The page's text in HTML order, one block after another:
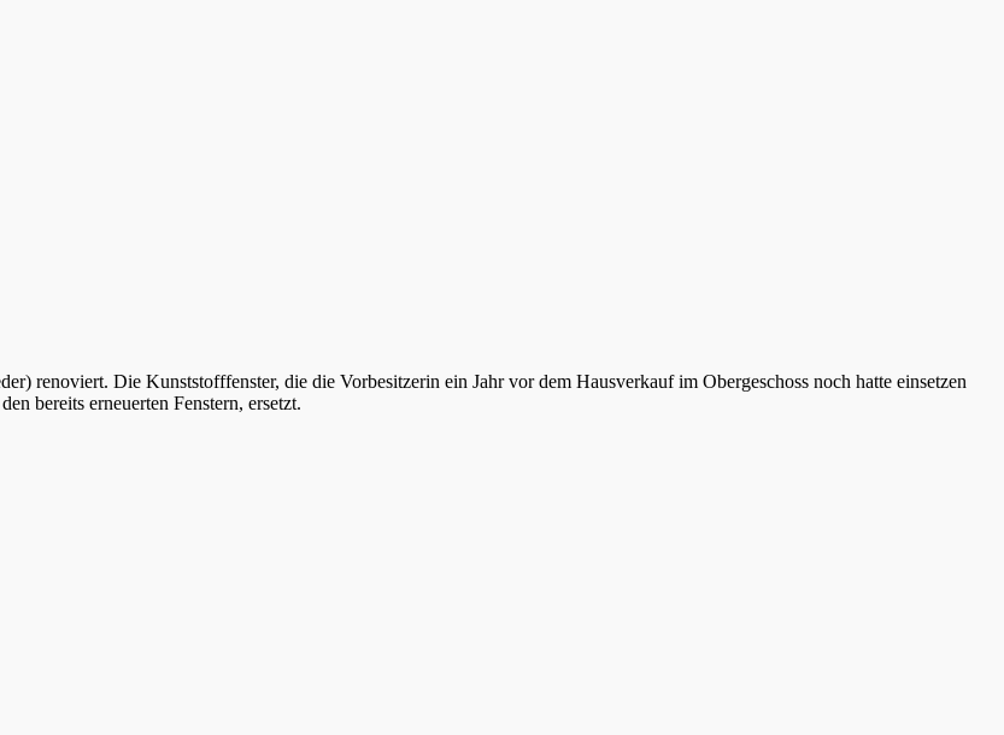
renoviert. Die Kunststofffenster, die die Vorbesitzerin ein Jahr vor dem Hausverkauf im Obergeschoss noch hatte einsetzen
bereits erneuerten Fenstern, ersetzt.